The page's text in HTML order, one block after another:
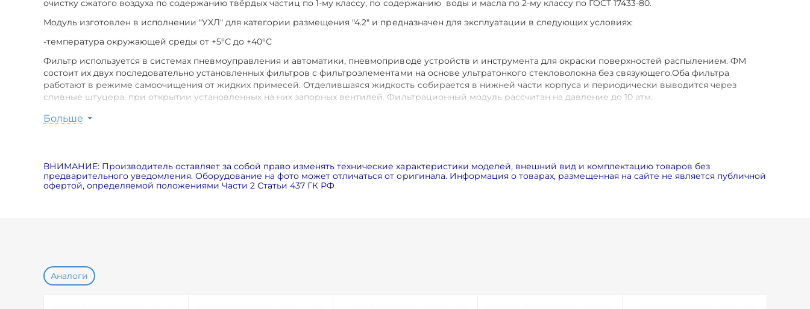
очистку сжатого воздуха по содержанию твёрдых частиц по 1-му классу, по содержанию воды и масла по 2-му классу по ГОСТ 17433-80.
Модуль изготовлен в исполнении "УХЛ" для категории размещения "4.2" и предназначен для эксплуатации в следующих условиях:
-температура окружающей среды от +5°С до +40°С
Фильтр используется в системах пневмоуправления и автоматики, пневмоприводе устройств и инструмента для окраски поверхностей распылением. ФМ
состоит их двух последовательно установленных фильтров с фильтроэлементами на основе ультратонкого стекловолокна без связующего.Оба фильтра
работают в режиме самоочищения от жидких примесей. Отделившаяся жидкость собирается в нижней части корпуса и периодически выводится через
сливные штуцера, при открытии установленных на них запорных вентилей. Фильтрационный модуль рассчитан на давление до 10 атм.
За консультацией по выбору и характеристикам можете обратиться по номеру телефона
Больше
ВНИМАНИЕ: Производитель оставляет за собой право изменять технические характеристики моделей, внешний вид и комплектацию товаров без
предварительного уведомления. Оборудование на фото может отличаться от оригинала. Информация о товарах, размещенная на сайте не является публичной
офертой, определяемой положениями Части 2 Статьи 437 ГК РФ
Аналоги